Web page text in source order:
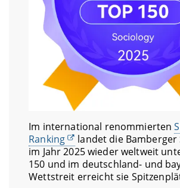
Im international renommierten
Ranking
landet die Bamberger
im Jahr 2025 wieder weltweit
150 und im deutschland- und
Wettstreit erreicht sie